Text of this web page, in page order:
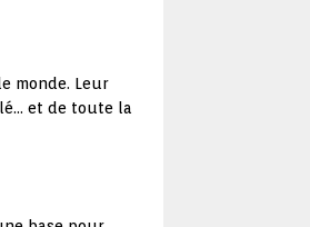
monde. Leur
et de toute la